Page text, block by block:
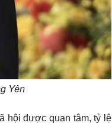
Yên
hội được quan tâm, tỷ lệ